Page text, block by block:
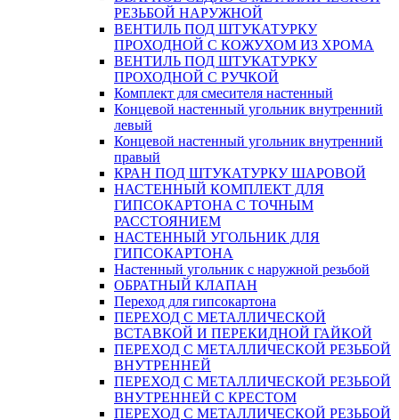
РЕЗЬБОЙ НАРУЖНОЙ
ВЕНТИЛЬ ПОД ШТУКАТУРКУ
ПРОХОДНОЙ С КОЖУХОМ ИЗ ХРОМА
ВЕНТИЛЬ ПОД ШТУКАТУРКУ
ПРОХОДНОЙ С РУЧКОЙ
Комплект для смесителя настенный
Концевой настенный угольник внутренний
левый
Концевой настенный угольник внутренний
правый
КРАН ПОД ШТУКАТУРКУ ШАРОВОЙ
НАСТЕННЫЙ КОМПЛЕКТ ДЛЯ
ГИПСОКАРТОНA С ТОЧНЫМ
РАССТОЯНИЕМ
НАСТЕННЫЙ УГОЛЬНИК ДЛЯ
ГИПСОКАРТОНА
Настенный угольник с наружной резьбой
ОБРАТНЫЙ КЛАПАН
Переход для гипсокартона
ПЕРЕХОД С МЕТАЛЛИЧЕСКОЙ
ВСТАВКОЙ И ПЕРЕКИДНОЙ ГАЙКОЙ
ПЕРЕХОД С МЕТАЛЛИЧЕСКОЙ РЕЗЬБОЙ
ВНУТРЕННЕЙ
ПЕРЕХОД С МЕТАЛЛИЧЕСКОЙ РЕЗЬБОЙ
ВНУТРЕННЕЙ С КРЕСТОМ
ПЕРЕХОД С МЕТАЛЛИЧЕСКОЙ РЕЗЬБОЙ